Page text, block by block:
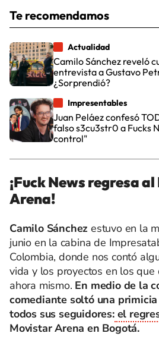
Te recomendamos
Actualidad
Camilo Sánchez reveló
entrevista a Gustavo
¿Sorprendió?
Impresentables
Juan Peláez confesó
falso s3cu3str0 a Fucks
control"
¡Fuck News regresa
Arena!
Camilo Sánchez estuvo en la
junio en la cabina de
Colombia, donde nos contó
vida y los proyectos en los
ahora mismo. En medio de la
comediante soltó una
todos sus seguidores:el
Movistar Arena en Bogotá.